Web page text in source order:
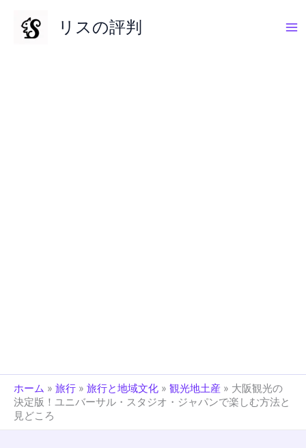
リスの評判
ホーム » 旅行 » 旅行と地域文化 » 観光地土産 » 大阪観光の
決定版！ユニバーサル・スタジオ・ジャパンで楽しむ方法と
見どころ